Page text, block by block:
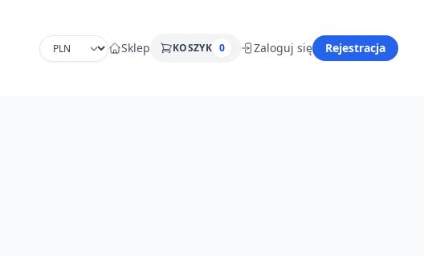
Sklep KOSZYK 0 Zaloguj się Rejestracja